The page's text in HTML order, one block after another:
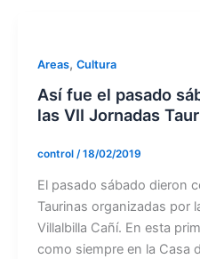
Areas, Cultura
Así fue el pasado
las VII Jornadas
control /18/02/2019
El pasado sábado dieron
Taurinas organizadas por
Villalbilla Cañí. En esta
como siempre en la Casa